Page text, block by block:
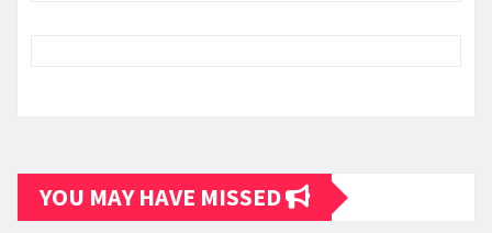
YOU MAY HAVE MISSED